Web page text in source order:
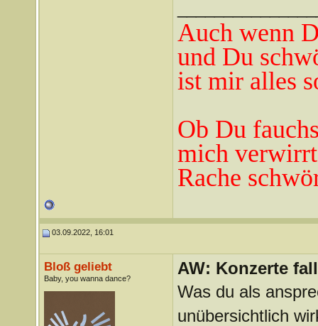
Auch wenn
und Du
ist mir alles
Ob Du
mich
Rache
03.09.2022, 16:01
Bloß geliebt
Baby, you wanna dance?
AW: Konzerte
Was du als
unübersichtlich